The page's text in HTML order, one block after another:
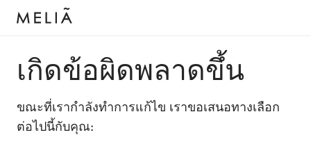
เกิดข้อผิดพลาดขึ้น
ขณะที่เรากำลังทำการแก้ไข เราขอเสนอทางเลือก
ต่อไปนี้กับคุณ: